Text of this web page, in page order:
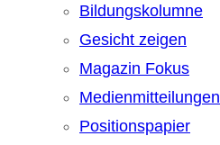
Bildungskolumne
Gesicht zeigen
Magazin Fokus
Medienmitteilungen
Positionspapier